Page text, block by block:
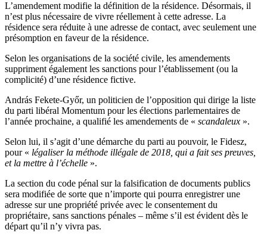
L’amendement modifie la définition de la résidence. Désormais, il
n’est plus nécessaire de vivre réellement à cette adresse. La
résidence sera réduite à une adresse de contact, avec seulement une
présomption en faveur de la résidence.
Selon les organisations de la société civile, les amendements
suppriment également les sanctions pour l’établissement (ou la
complicité) d’une résidence fictive.
András Fekete-Győr, un politicien de l’opposition qui dirige la liste
du parti libéral Momentum pour les élections parlementaires de
l’année prochaine, a qualifié les amendements de « scandaleux ».
Selon lui, il s’agit d’une démarche du parti au pouvoir, le Fidesz,
pour « légaliser la méthode illégale de 2018, qui a fait ses preuves,
et la mettre à l’échelle ».
La section du code pénal sur la falsification de documents publics
sera modifiée de sorte que n’importe qui pourra enregistrer une
adresse sur une propriété privée avec le consentement du
propriétaire, sans sanctions pénales – même s’il est évident dès le
départ qu’il n’y vivra pas.